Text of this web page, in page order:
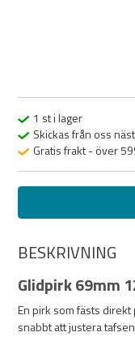
1 st i lager
Skickas från oss
Gratis frakt - över
BESKRIVNING
Glidpirk 69mm
En pirk som fästs
snabbt att justera